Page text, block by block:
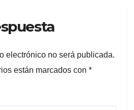
electrónico no será publicada.
están marcados con *